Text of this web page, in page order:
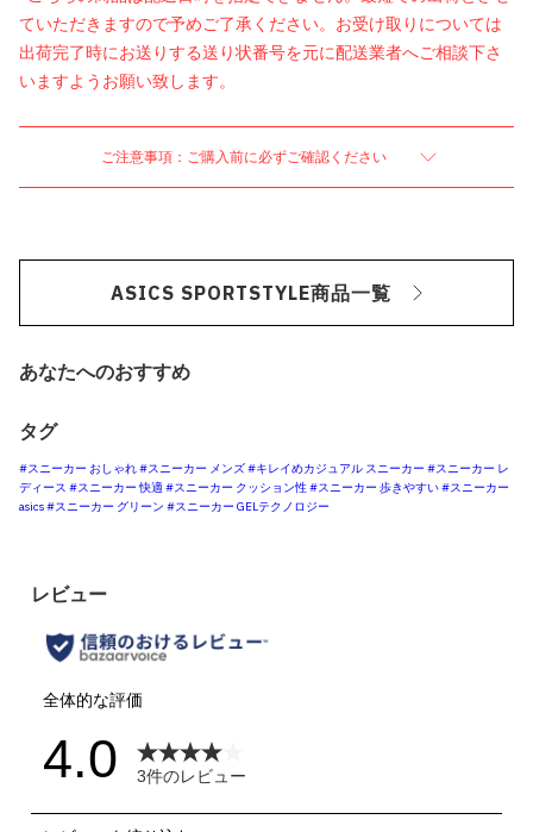
ていただきますので予めご了承ください。お受け取りについては
出荷完了時にお送りする送り状番号を元に配送業者へご相談下さ
いますようお願い致します。
ご注意事項：ご購入前に必ずご確認ください
ASICS SPORTSTYLE商品一覧
あなたへのおすすめ
タグ
#スニーカー おしゃれ#スニーカー メンズ#キレイめカジュアル スニーカー #スニーカー レ
ディース #スニーカー 快適 #スニーカー クッション性#スニーカー 歩きやすい#スニーカー
asics#スニーカー グリーン #スニーカー GELテクノロジー